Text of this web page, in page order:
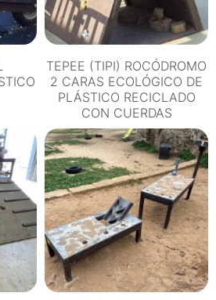
TEPEE (TIPI) ROCÓDROMO
2 CARAS ECOLÓGICO DE
PLÁSTICO RECICLADO
CON CUERDAS